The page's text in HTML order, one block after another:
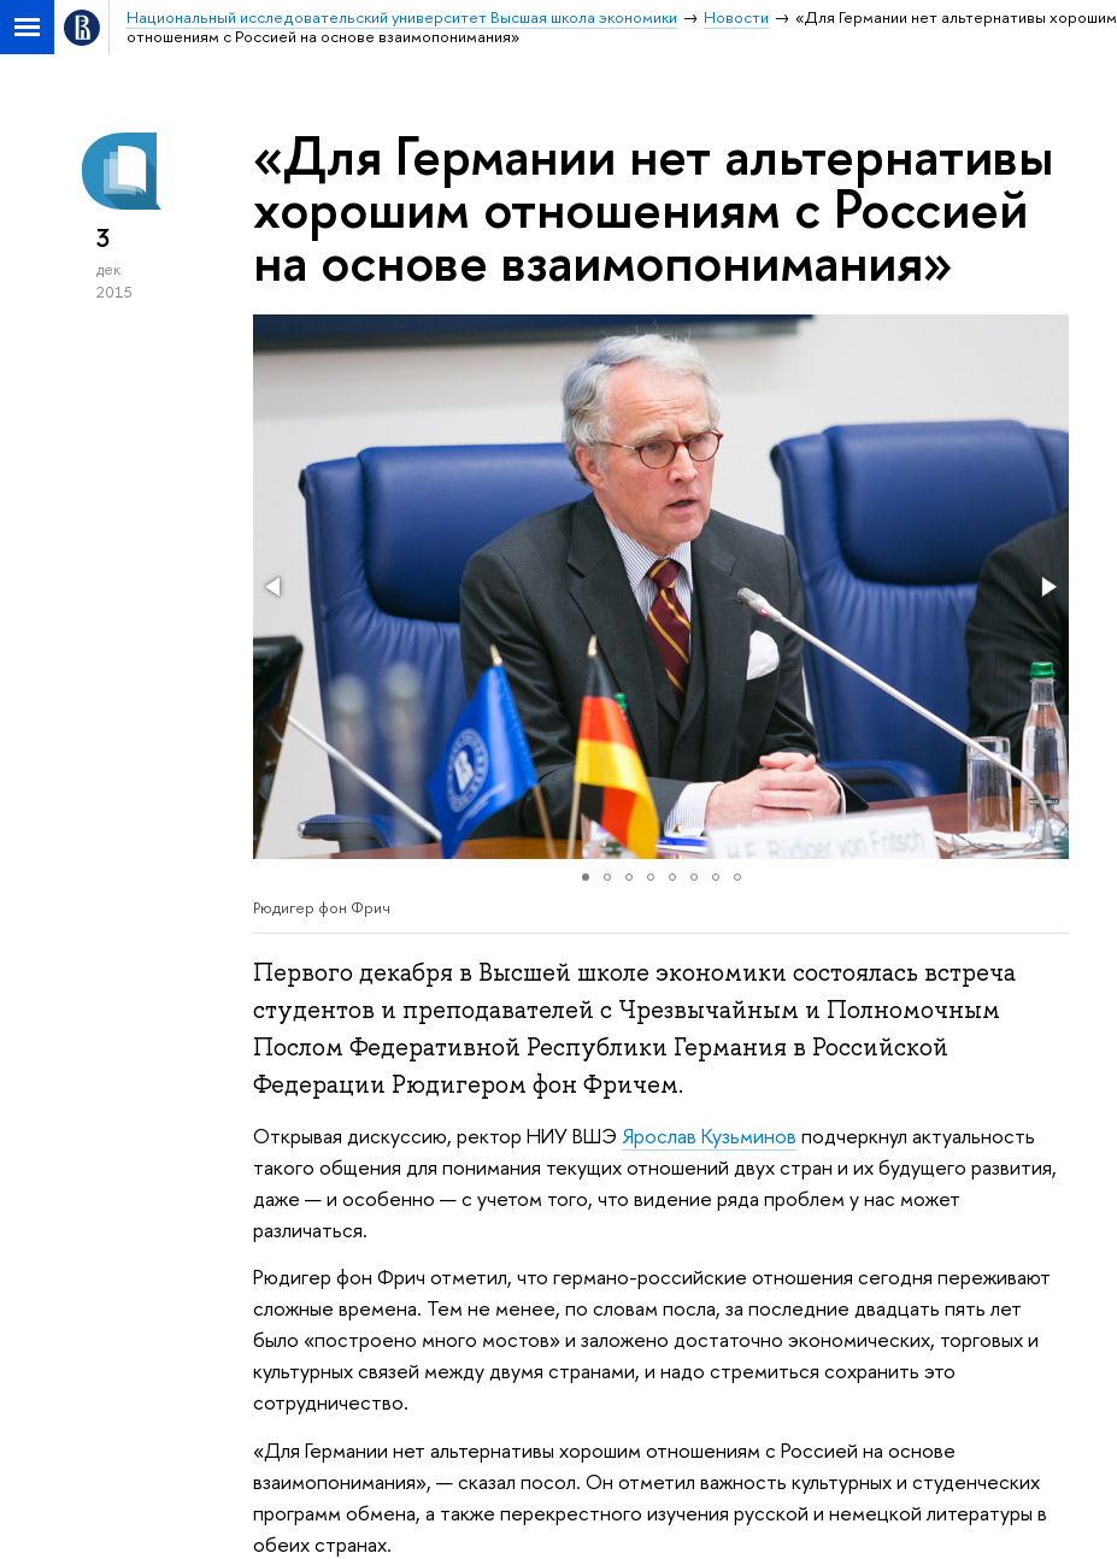
Национальный исследовательский университет Высшая школа экономики Новости
«Для Германии нет альтернативы хорошим
отношениям с Россией на основе взаимопонимания»
3
дек
2015
«Для Германии нет альтернативы
хорошим отношениям с Россией
на основе взаимопонимания»
Рюдигер фон Фрич
Первого декабря в Высшей школе экономики состоялась встреча
студентов и преподавателей с Чрезвычайным и Полномочным
Послом Федеративной Республики Германия в Российской
Федерации Рюдигером фон Фричем.
Открывая дискуссию, ректор НИУ ВШЭ Ярослав Кузьминов подчеркнул актуальность
такого общения для понимания текущих отношений двух стран и их будущего развития,
даже — и особенно — с учетом того, что видение ряда проблем у нас может
различаться.
Рюдигер фон Фрич отметил, что германо-российские отношения сегодня переживают
сложные времена. Тем не менее, по словам посла, за последние двадцать пять лет
было «построено много мостов» и заложено достаточно экономических, торговых и
культурных связей между двумя странами, и надо стремиться сохранить это
сотрудничество.
«Для Германии нет альтернативы хорошим отношениям с Россией на основе
взаимопонимания», — сказал посол. Он отметил важность культурных и студенческих
программ обмена, а также перекрестного изучения русской и немецкой литературы в
обеих странах.